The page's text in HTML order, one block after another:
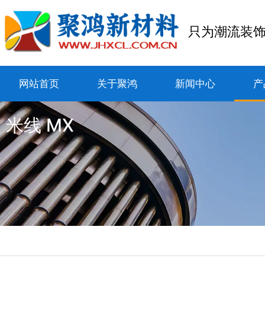
只为潮流装
网站首页 关于聚鸿 新闻中心
米线 MX